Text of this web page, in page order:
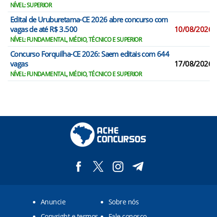
NÍVEL: SUPERIOR
Edital de Uruburetama-CE 2026 abre concurso com
vagas de até R$ 3.500
NÍVEL: FUNDAMENTAL, MÉDIO, TÉCNICO E SUPERIOR
10/08/2026
Concurso Forquilha-CE 2026: Saem editais com 644
vagas
NÍVEL: FUNDAMENTAL, MÉDIO, TÉCNICO E SUPERIOR
17/08/2026
Anuncie
Sobre nós